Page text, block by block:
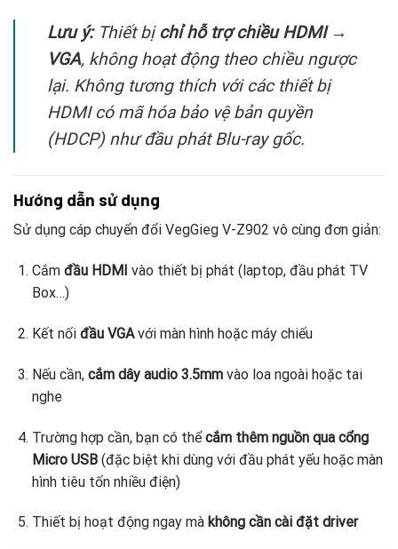
Lưu ý:Thiết bị chỉ hỗ trợ chiều HDMI →
VGA, không hoạt động theo chiều ngược
lại. Không tương thích với các thiết bị
HDMI có mã hóa bảo vệ bản quyền
(HDCP) như đầu phát Blu-ray gốc.
Hướng dẫn sử dụng
Sử dụng cáp chuyển đổi VegGieg V-Z902 vô cùng đơn giản:
Cắm đầu HDMI vào thiết bị phát (laptop, đầu phát TV
Box…)
Kết nối đầu VGAvới màn hình hoặc máy chiếu
Nếu cần, cắm dây audio 3.5mmvào loa ngoài hoặc tai
nghe
Trường hợp cần, bạn có thểcắm thêm nguồn qua cổng
Micro USB(đặc biệt khi dùng với đầu phát yếu hoặc màn
hình tiêu tốn nhiều điện)
Thiết bị hoạt động ngay mà không cần cài đặt driver